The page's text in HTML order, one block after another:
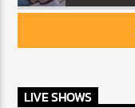
LIVE SHOWS